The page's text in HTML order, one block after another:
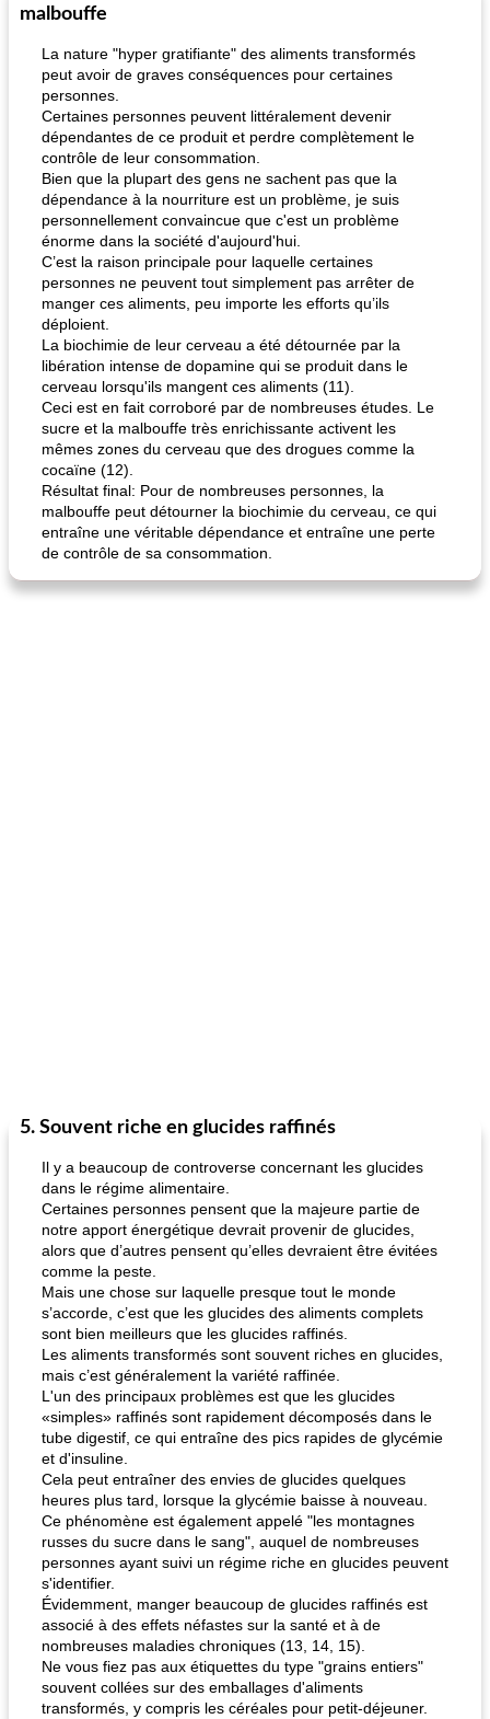
quinoa petit déjeuner méditerranéen
malbouffe
La nature "hyper gratifiante" des aliments transformés
peut avoir de graves conséquences pour certaines
personnes.
Certaines personnes peuvent littéralement devenir
dépendantes de ce produit et perdre complètement le
contrôle de leur consommation.
Bien que la plupart des gens ne sachent pas que la
dépendance à la nourriture est un problème, je suis
personnellement convaincue que c'est un problème
énorme dans la société d'aujourd'hui.
C’est la raison principale pour laquelle certaines
personnes ne peuvent tout simplement pas arrêter de
manger ces aliments, peu importe les efforts qu’ils
déploient.
La biochimie de leur cerveau a été détournée par la
libération intense de dopamine qui se produit dans le
cerveau lorsqu'ils mangent ces aliments (11).
Ceci est en fait corroboré par de nombreuses études. Le
sucre et la malbouffe très enrichissante activent les
mêmes zones du cerveau que des drogues comme la
cocaïne (12).
Résultat final: Pour de nombreuses personnes, la
malbouffe peut détourner la biochimie du cerveau, ce qui
entraîne une véritable dépendance et entraîne une perte
de contrôle de sa consommation.
5. Souvent riche en glucides raffinés
Il y a beaucoup de controverse concernant les glucides
dans le régime alimentaire.
Certaines personnes pensent que la majeure partie de
notre apport énergétique devrait provenir de glucides,
alors que d’autres pensent qu’elles devraient être évitées
comme la peste.
Mais une chose sur laquelle presque tout le monde
s’accorde, c’est que les glucides des aliments complets
sont bien meilleurs que les glucides raffinés.
Les aliments transformés sont souvent riches en glucides,
mais c’est généralement la variété raffinée.
L'un des principaux problèmes est que les glucides
«simples» raffinés sont rapidement décomposés dans le
tube digestif, ce qui entraîne des pics rapides de glycémie
et d'insuline.
Cela peut entraîner des envies de glucides quelques
heures plus tard, lorsque la glycémie baisse à nouveau.
Ce phénomène est également appelé "les montagnes
russes du sucre dans le sang", auquel de nombreuses
personnes ayant suivi un régime riche en glucides peuvent
s'identifier.
Évidemment, manger beaucoup de glucides raffinés est
associé à des effets néfastes sur la santé et à de
nombreuses maladies chroniques (13, 14, 15).
Ne vous fiez pas aux étiquettes du type "grains entiers"
souvent collées sur des emballages d'aliments
transformés, y compris les céréales pour petit-déjeuner.